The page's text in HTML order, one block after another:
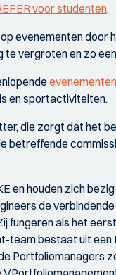
voor studenten.
evenementen door
te vergroten en zo
en sportactiviteiten.
die zorgt dat het
en houden zich
de
fungeren als het
team bestaat uit
Portfoliomanagers